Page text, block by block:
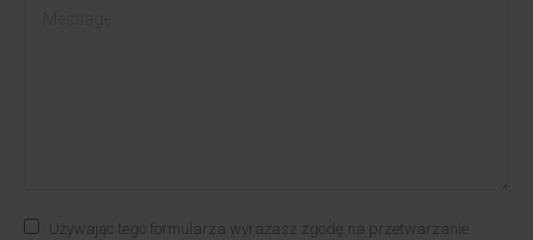
Używając tego formularza wyrażasz zgodę na przetwarzanie